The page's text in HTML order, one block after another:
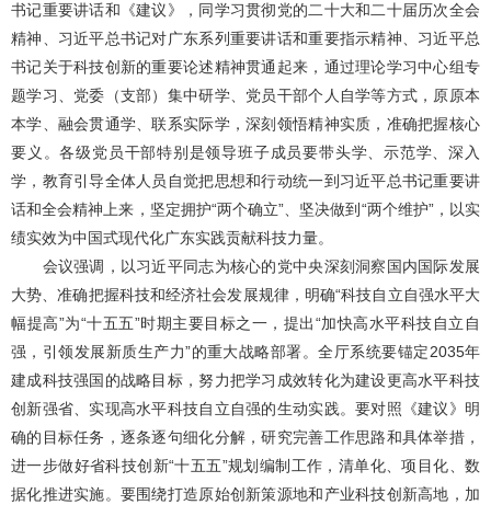
书记重要讲话和《建议》，同学习贯彻党的二十大和二十届历次全会
精神、习近平总书记对广东系列重要讲话和重要指示精神、习近平总
书记关于科技创新的重要论述精神贯通起来，通过理论学习中心组专
题学习、党委（支部）集中研学、党员干部个人自学等方式，原原本
本学、融会贯通学、联系实际学，深刻领悟精神实质，准确把握核心
要义。各级党员干部特别是领导班子成员要带头学、示范学、深入
学，教育引导全体人员自觉把思想和行动统一到习近平总书记重要讲
话和全会精神上来，坚定拥护“两个确立”、坚决做到“两个维护”，以实
绩实效为中国式现代化广东实践贡献科技力量。
会议强调，以习近平同志为核心的党中央深刻洞察国内国际发展
大势、准确把握科技和经济社会发展规律，明确“科技自立自强水平大
幅提高”为“十五五”时期主要目标之一，提出“加快高水平科技自立自
强，引领发展新质生产力”的重大战略部署。全厅系统要锚定2035年
建成科技强国的战略目标，努力把学习成效转化为建设更高水平科技
创新强省、实现高水平科技自立自强的生动实践。要对照《建议》明
确的目标任务，逐条逐句细化分解，研究完善工作思路和具体举措，
进一步做好省科技创新“十五五”规划编制工作，清单化、项目化、数
据化推进实施。要围绕打造原始创新策源地和产业科技创新高地，加